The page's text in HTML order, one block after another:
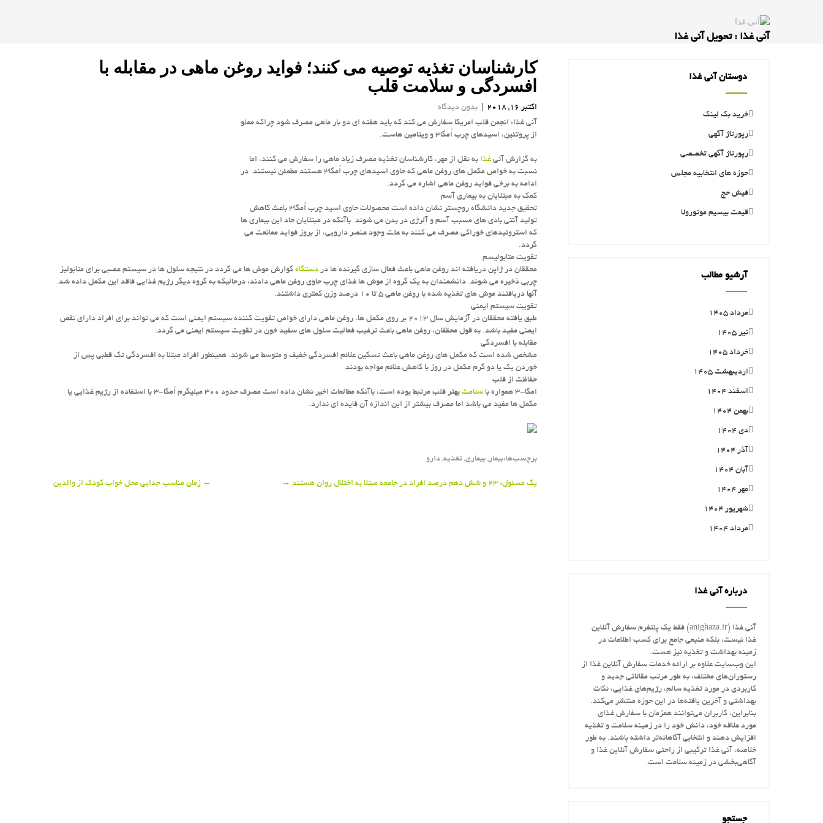
آنی غذا : تحویل آنی غذا
كارشناسان تغذیه توصیه می كنند؛ فواید روغن ماهی در مقابله با
افسردگی و سلامت قلب
اکتبر 16, 2018
بدون دیدگاه
آنی غذا: انجمن قلب امریكا سفارش می كند كه باید هفته ای دو بار ماهی مصرف شود چراكه مملو
از پروتئین، اسیدهای چرب اُمگا۳ و ویتامین هاست.
به گزارش آنی غذا به نقل از مهر، كارشناسان تغذیه مصرف زیاد ماهی را سفارش می كنند، اما
نسبت به خواص مكمل های روغن ماهی كه حاوی اسیدهای چرب اُمگا۳ هستند مطمئن نیستند. در
ادامه به برخی فواید روغن ماهی اشاره می گردد.
كمك به مبتلایان به بیماری آسم
تحقیق جدید دانشگاه روچستر نشان داده است محصولات حاوی اسید چرب اُمگا۳ باعث كاهش
تولید آنتی بادی های مسبب آسم و آلرژی در بدن می شوند. باآنكه در مبتلایان حاد این بیماری ها
كه استروئیدهای خوراكی مصرف می كنند به علت وجود عنصر دارویی، از بروز فواید ممانعت می
گردد.
تقویت متابولیسم
محققان در ژاپن دریافته اند روغن ماهی باعث فعال سازی گیرنده ها در دستگاه گوارش موش ها می گردد در نتیجه سلول ها در سیستم عصبی برای متابولیز
چربی ذخیره می شوند. دانشمندان به یك گروه از موش ها غذای چرب حاوی روغن ماهی دادند، درحالیكه به گروه دیگر رژیم غذایی فاقد این مكمل داده شد.
آنها دریافتند موش های تغذیه شده با روغن ماهی ۵ تا ۱۰ درصد وزن كمتری داشتند.
تقویت سیستم ایمنی
طبق یافته محققان در آزمایش سال ۲۰۱۳ بر روی مكمل ها، روغن ماهی دارای خواص تقویت كننده سیستم ایمنی است كه می تواند برای افراد دارای نقص
ایمنی مفید باشد. به قول محققان، روغن ماهی باعث ترغیب فعالیت سلول های سفید خون در تقویت سیستم ایمنی می گردد.
مقابله با افسردگی
مشخص شده است كه مكمل های روغن ماهی باعث تسكین علائم افسردگی خفیف و متوسط می شوند. همینطور افراد مبتلا به افسردگی تك قطبی پس از
خوردن یك یا دو گرم مكمل در روز با كاهش علائم مواجه بودند.
حفاظت از قلب
امگا-۳ همواره با
سلامت
بهتر قلب مرتبط بوده است، باآنكه مطالعات اخیر نشان داده است مصرف حدود ۳۰۰ میلیگرم اُمگا-۳ با استفاده از رژیم غذایی یا
مكمل ها مفید می باشد اما مصرف بیشتر از این اندازه آن فایده ای ندارد.
برچسب‌ها:بیمار, بیماری, تغذیه, دارو
Post
← زمان مناسب جدایی محل خواب كودك از والدین یك مسئول: ۲۳ و شش دهم درصد افراد در جامعه مبتلا به اختلال روان هستند →
دوستان آنی غذا
خرید بک لینک
رپورتاژ آگهی
رپورتاژ آگهی تخصصی
حوزه های انتخابیه مجلس
فیش حج
قیمت بیسیم موتورولا
آرشیو مطالب
مرداد ۱۴۰۵
تیر ۱۴۰۵
خرداد ۱۴۰۵
اردیبهشت ۱۴۰۵
اسفند ۱۴۰۴
بهمن ۱۴۰۴
دی ۱۴۰۴
آذر ۱۴۰۴
آبان ۱۴۰۴
مهر ۱۴۰۴
شهریور ۱۴۰۴
مرداد ۱۴۰۴
درباره آنی غذا
آنی غذا (anighaza.ir) فقط یک پلتفرم سفارش آنلاین
غذا نیست، بلکه منبعی جامع برای کسب اطلاعات در
زمینه بهداشت و تغذیه نیز هست.
این وب‌سایت علاوه بر ارائه خدمات سفارش آنلاین غذا از
رستوران‌های مختلف، به طور مرتب مقالاتی جدید و
کاربردی در مورد تغذیه سالم، رژیم‌های غذایی، نکات
بهداشتی و آخرین یافته‌ها در این حوزه منتشر می‌کند.
بنابراین، کاربران می‌توانند همزمان با سفارش غذای
مورد علاقه خود، دانش خود را در زمینه سلامت و تغذیه
افزایش دهند و انتخابی آگاهانه‌تر داشته باشند. به طور
خلاصه، آنی غذا ترکیبی از راحتی سفارش آنلاین غذا و
آگاهی‌بخشی در زمینه سلامت است.
جستجو